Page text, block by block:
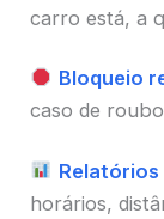
carro está, a
Bloqueio
caso de
Relatórios
horários,